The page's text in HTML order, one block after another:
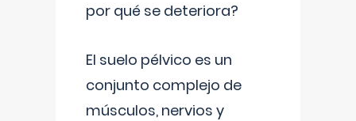
por qué se deteriora?
El suelo pélvico es un
conjunto complejo de
músculos, nervios y